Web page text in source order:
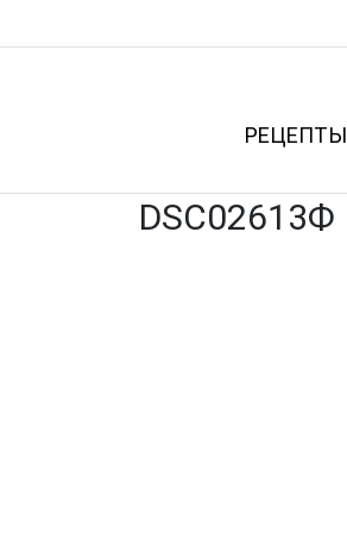
РЕЦЕПТЫ
DSC02613Ф